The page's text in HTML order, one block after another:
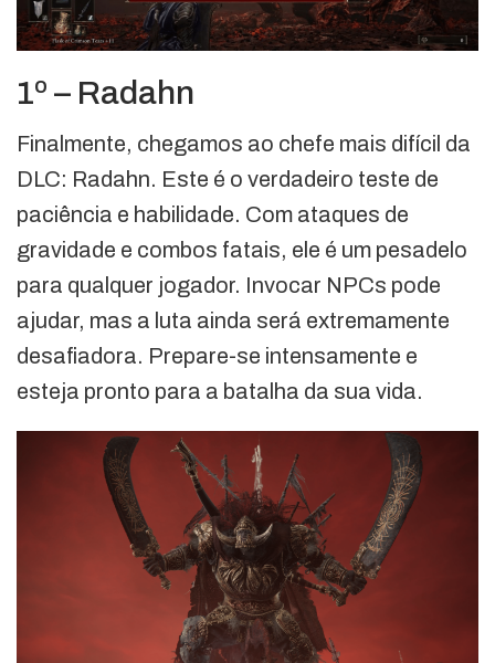
1º – Radahn
Finalmente, chegamos ao chefe mais difícil da
DLC: Radahn. Este é o verdadeiro teste de
paciência e habilidade. Com ataques de
gravidade e combos fatais, ele é um pesadelo
para qualquer jogador. Invocar NPCs pode
ajudar, mas a luta ainda será extremamente
desafiadora. Prepare-se intensamente e
esteja pronto para a batalha da sua vida.